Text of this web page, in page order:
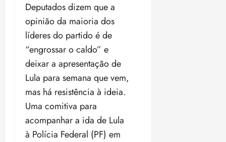
Deputados dizem que a
opinião da maioria dos
líderes do partido é de
“engrossar o caldo” e
deixar a apresentação de
Lula para semana que vem,
mas há resistência à ideia.
Uma comitiva para
acompanhar a ida de Lula
à Polícia Federal (PF) em